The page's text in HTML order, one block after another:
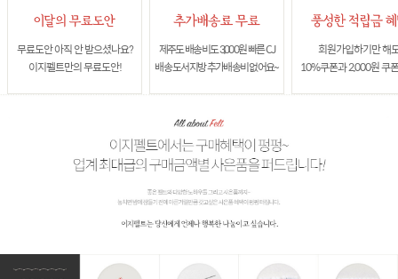
무료도안 아직 안 받으셨나요?
이지펠트만의 무료도안!
제주도 배송비도 3,000원 빠른 CJ
배송 도서지방 추가배송비 없어요~
회원가입하기만 해
10%쿠폰과 2,000원 쿠